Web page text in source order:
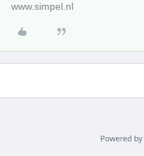
www.simpel.nl